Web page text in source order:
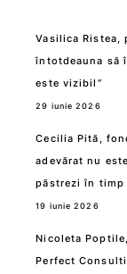
Vasilica Ristea,
întotdeauna să
este vizibil”
29 iunie 2026
Cecilia Pită,
adevărat nu
păstrezi în timp
19 iunie 2026
Nicoleta
Perfect